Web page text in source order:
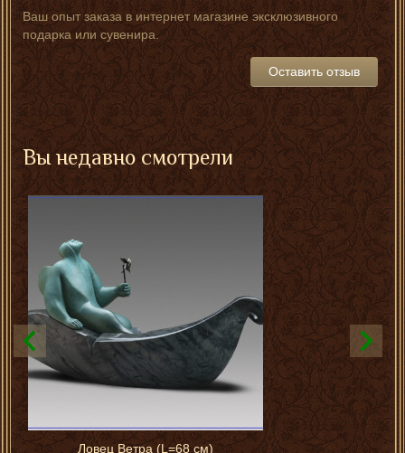
Ваш опыт заказа в интернет магазине эксклюзивного
подарка или сувенира.
Оставить отзыв
Вы недавно смотрели
Ловец Ветра (L=68 см)